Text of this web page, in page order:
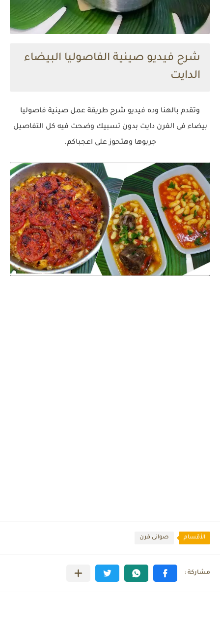
شرح فيديو صينية الفاصوليا البيضاء
الدايت
وتقدم بالهنا وده فيديو شرح طريقة عمل صينية فاصوليا
بيضاء فى الفرن دايت بدون تسبيك وضحت فيه كل التفاصيل
جربوها وهتحوز على اعجباكم.
الأقسام صوانى فرن